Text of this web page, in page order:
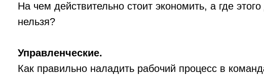
На чем действительно стоит экономить, а где этого
нельзя?
Управленческие.
Как правильно наладить рабочий процесс в